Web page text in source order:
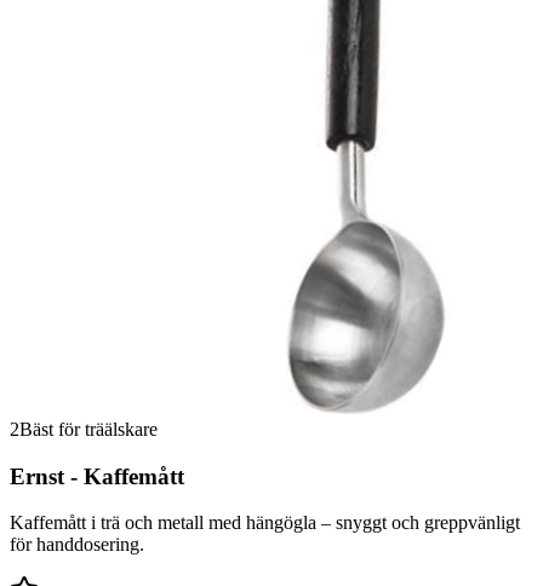
2Bäst för träälskare
Ernst - Kaffemått
Kaffemått i trä och metall med hängögla – snyggt och greppvänligt
för handdosering.